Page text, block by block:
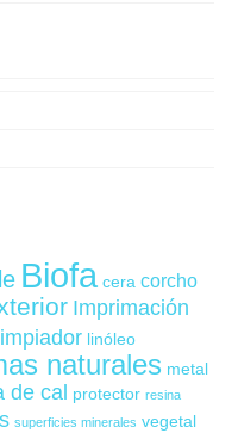
Biofa cera corcho
Imprimación
linóleo
naturales metal
de cal protector resina
superficies minerales vegetal